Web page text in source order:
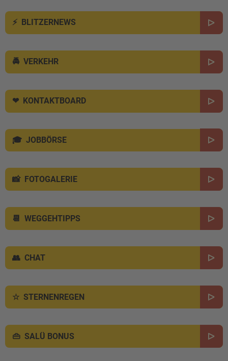
BLITZERNEWS
VERKEHR
KONTAKTBOARD
JOBBÖRSE
FOTOGALERIE
WEGGEHTIPPS
CHAT
STERNENREGEN
SALÜ BONUS